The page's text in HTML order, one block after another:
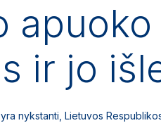
ir jo
nykstanti, Lietuvos